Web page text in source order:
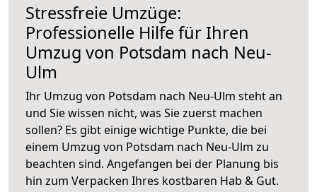
Stressfreie Umzüge:
Professionelle Hilfe für Ihren
Umzug von Potsdam nach Neu-
Ulm
Ihr Umzug von Potsdam nach Neu-Ulm steht an
und Sie wissen nicht, was Sie zuerst machen
sollen? Es gibt einige wichtige Punkte, die bei
einem Umzug von Potsdam nach Neu-Ulm zu
beachten sind. Angefangen bei der Planung bis
hin zum Verpacken Ihres kostbaren Hab & Gut.